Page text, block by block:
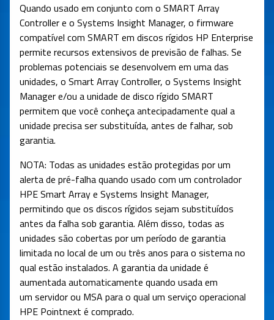
Quando usado em conjunto com o SMART Array
Controller e o Systems Insight Manager, o firmware
compatível com SMART em discos rígidos HP Enterprise
permite recursos extensivos de previsão de falhas. Se
problemas potenciais se desenvolvem em uma das
unidades, o Smart Array Controller, o Systems Insight
Manager e/ou a unidade de disco rígido SMART
permitem que você conheça antecipadamente qual a
unidade precisa ser substituída, antes de falhar, sob
garantia.
NOTA: Todas as unidades estão protegidas por um
alerta de pré-falha quando usado com um controlador
HPE Smart Array e Systems Insight Manager,
permitindo que os discos rígidos sejam substituídos
antes da falha sob garantia. Além disso, todas as
unidades são cobertas por um período de garantia
limitada no local de um ou três anos para o sistema no
qual estão instalados. A garantia da unidade é
aumentada automaticamente quando usada em
um servidor ou MSA para o qual um serviço operacional
HPE Pointnext é comprado.